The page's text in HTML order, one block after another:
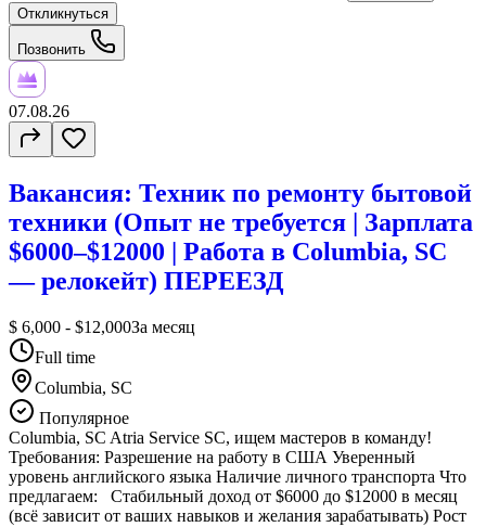
Откликнуться
Позвонить
07.08.26
Вакансия: Техник по ремонту бытовой
техники (Опыт не требуется | Зарплата
$6000–$12000 | Работа в Columbia, SC
— релокейт) ПЕРЕЕЗД
$ 6,000 - $12,000За месяц
Full time
Columbia, SC
Популярное
Columbia, SC Atria Service SC, ищем мастеров в команду!
Требования: Разрешение на работу в США Уверенный
уровень английского языка Наличие личного транспорта Что
предлагаем: Стабильный доход от $6000 до $12000 в месяц
(всё зависит от ваших навыков и желания зарабатывать) Рост